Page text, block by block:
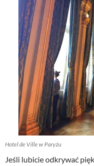
Hotel de Ville w Paryżu
Jeśli lubicie odkrywać